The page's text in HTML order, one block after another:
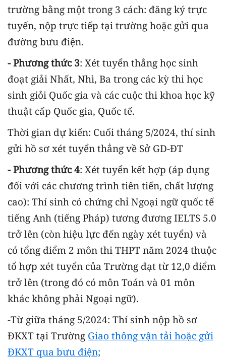
trường bằng một trong 3 cách: đăng ký trực
tuyến, nộp trực tiếp tại trường hoặc gửi qua
đường bưu điện.
- Phương thức 3: Xét tuyển thẳng học sinh
đoạt giải Nhất, Nhì, Ba trong các kỳ thi học
sinh giỏi Quốc gia và các cuộc thi khoa học kỹ
thuật cấp Quốc gia, Quốc tế.
Thời gian dự kiến: Cuối tháng 5/2024, thí sinh
gửi hồ sơ xét tuyển thẳng về Sở GD-ĐT
- Phương thức 4: Xét tuyển kết hợp (áp dụng
đối với các chương trình tiên tiến, chất lượng
cao): Thí sinh có chứng chỉ Ngoại ngữ quốc tế
tiếng Anh (tiếng Pháp) tương đương IELTS 5.0
trở lên (còn hiệu lực đến ngày xét tuyển) và
có tổng điểm 2 môn thi THPT năm 2024 thuộc
tổ hợp xét tuyển của Trường đạt từ 12,0 điểm
trở lên (trong đó có môn Toán và 01 môn
khác không phải Ngoại ngữ).
-Từ giữa tháng 5/2024: Thí sinh nộp hồ sơ
ĐKXT tại Trường Giao thông vận tải hoặc gửi
ĐKXT qua bưu điện;